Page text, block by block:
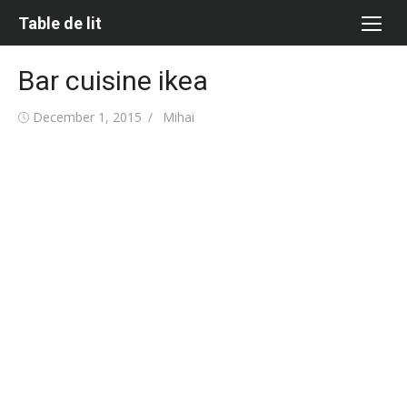
Table de lit
Bar cuisine ikea
Posted
December 1, 2015 Author
Mihai